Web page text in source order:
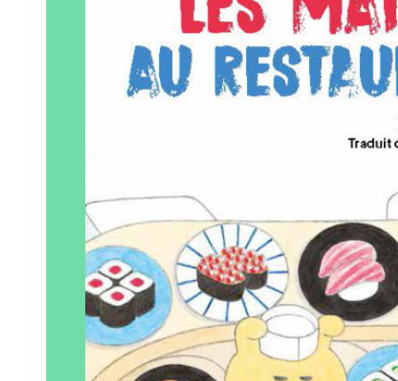
19/01/2024